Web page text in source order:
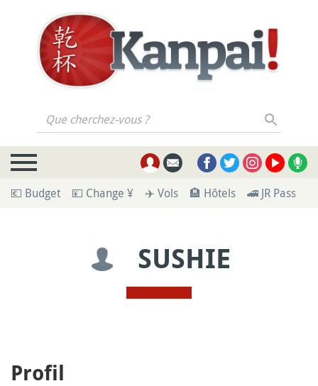
Que cherchez-vous ?
💶 Budget 💴 Change ¥ ✈️ Vols 🏨 Hôtels 🚄 JR Pass
SUSHIE
Profil